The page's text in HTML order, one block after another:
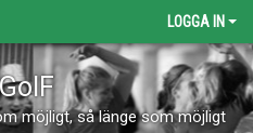
LOGGA IN
möjligt, så länge som möjligt